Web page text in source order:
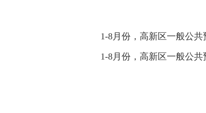
1-8月份，高新区一般公共
1-8月份，高新区一般公共